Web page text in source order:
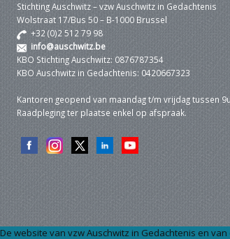
Stichting Auschwitz – vzw Auschwitz in Gedachtenis
Wolstraat 17/Bus 50 – B-1000 Brussel
+32 (0)2 512 79 98
info@auschwitz.be
KBO Stichting Auschwitz: 0876787354
KBO Auschwitz in Gedachtenis: 0420667323
Kantoren geopend van maandag t/m vrijdag tussen
Raadpleging ter plaatse enkel op afspraak.
De website van vzw Auschwitz in Gedachtenis en